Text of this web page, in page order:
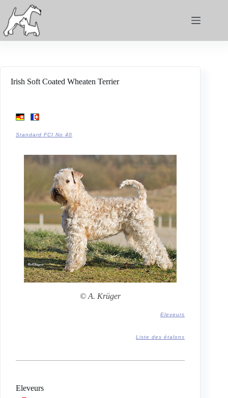
Irish Soft Coated Wheaten Terrier
Standard FCI No 40
© A. Krüger
Eleveurs
Liste des étalons
Eleveurs